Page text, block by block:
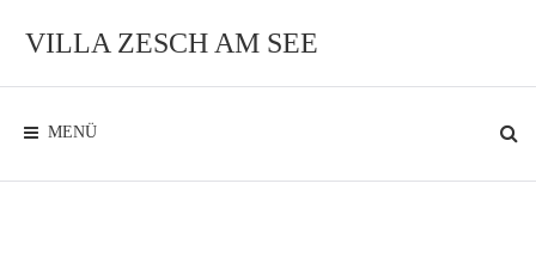
InhaltVILLA ZESCH AM SEE
Ambiente
See MENÜ